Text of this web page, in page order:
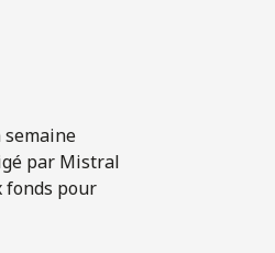
semaine
par Mistral
fonds pour